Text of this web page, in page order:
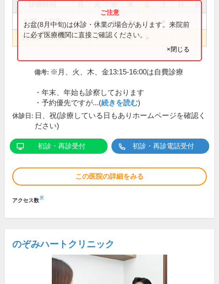
祝
9:00～12:00 ● ● ● ● ●
13:15～19:00 ● ● ●
お盆(8月中旬)は休診・休業の場合があります。来院前
に必ず医療機関に直接ご確認ください。
×閉じる
備考: ※月、火、木、金13:15-16:00は自費診療
・年末、年始も診察しております
・予約優先ですが...(続きを読む)
休診日: 日、祝(診療している日もありホームページを確認く
ださい)
初診・再診受付 初診・再診電話受付
この医院の詳細をみる
アクセス数※
のぞみハートクリニック